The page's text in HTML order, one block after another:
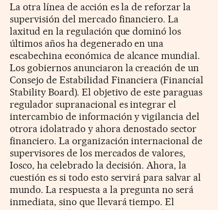
La otra línea de acción es la de reforzar la
supervisión del mercado financiero. La
laxitud en la regulación que dominó los
últimos años ha degenerado en una
escabechina económica de alcance mundial.
Los gobiernos anunciaron la creación de un
Consejo de Estabilidad Financiera (Financial
Stability Board). El objetivo de este paraguas
regulador supranacional es integrar el
intercambio de información y vigilancia del
otrora idolatrado y ahora denostado sector
financiero. La organización internacional de
supervisores de los mercados de valores,
Iosco, ha celebrado la decisión. Ahora, la
cuestión es si todo esto servirá para salvar al
mundo. La respuesta a la pregunta no será
inmediata, sino que llevará tiempo. El